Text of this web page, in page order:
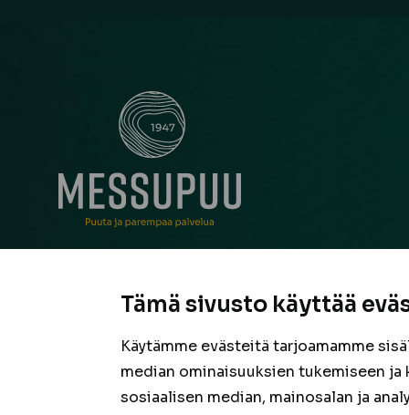
Tämä sivusto käyttää
Käytämme evästeitä tarjoamamme
median ominaisuuksien tukemiseen ja
sosiaalisen median, mainosalan ja
neuvonantaja Pirkanmaalla jo vuodesta 1947.
suurista hankkeista tai pienestä
laadukas valikoima sekä asiantunteva
valmiina tarjoamaan parhaan puutavaran
projektiin.